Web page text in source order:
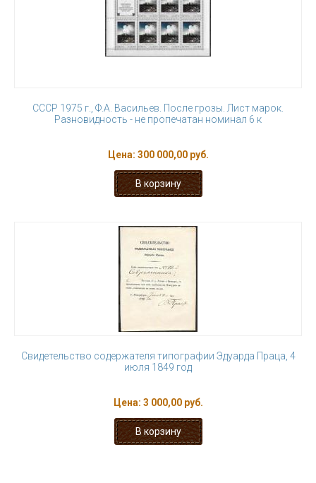
СССР 1975 г., Ф.А. Васильев. После грозы. Лист марок.
Разновидность - не пропечатан номинал 6 к
Цена: 300 000,00 руб.
Свидетельство содержателя типографии Эдуарда Праца, 4
июля 1849 год
Цена: 3 000,00 руб.